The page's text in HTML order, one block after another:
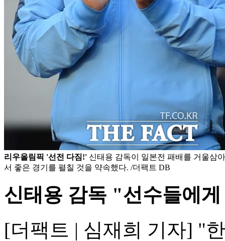
리우올림픽 '선전 다짐!' 신태용 감독이 일본전 패배를 거울삼
서 좋은 경기를 펼칠 것을 약속했다. /더팩트 DB
신태용 감독 "선수들에
[더팩트 | 심재희 기자] "